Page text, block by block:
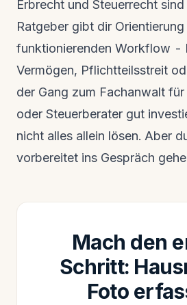
Erbrecht und Steuerrecht
Ratgeber gibt dir Orientierung
funktionierenden Workflow -
Vermögen, Pflichtteilsstreit
der Gang zum Fachanwalt
oder Steuerberater gut
nicht alles allein lösen. Aber
vorbereitet ins Gespräch
Mach den
Schritt:
Foto